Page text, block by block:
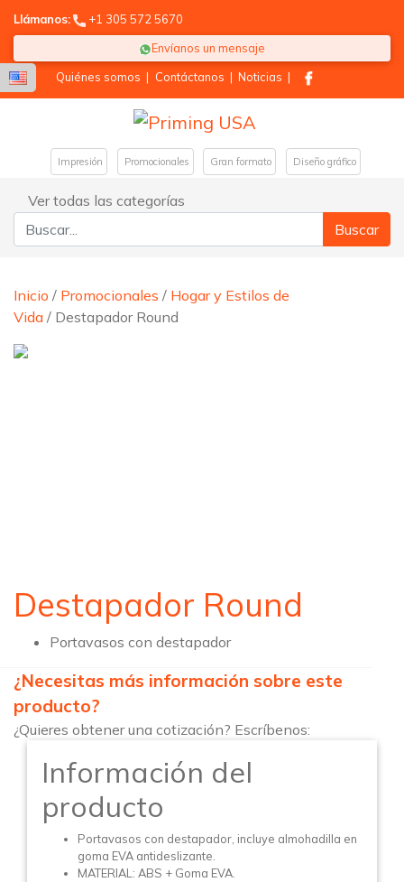
Llámanos:
+1 305 572 5670
Envíanos un mensaje
Quiénes somos | Contáctanos | Noticias |
Impresión Promocionales Gran formato Diseño gráfico
Ver todas las categorías
Buscar:
Inicio / Promocionales / Hogar y Estilos de
Vida / Destapador Round
Destapador Round
Portavasos con destapador
¿Necesitas más información sobre este
producto?
¿Quieres obtener una cotización? Escríbenos:
Información del
producto
Portavasos con destapador, incluye almohadilla en
goma EVA antideslizante.
MATERIAL: ABS + Goma EVA.